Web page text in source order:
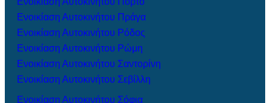
Ενοικίαση Αυτοκινήτου Πράγα
Ενοικίαση Αυτοκινήτου Ρόδος
Ενοικίαση Αυτοκινήτου Ρώμη
Ενοικίαση Αυτοκινήτου Σαντορίνη
Ενοικίαση Αυτοκινήτου Σεβίλλη
Ενοικίαση Αυτοκινήτου Σόφια